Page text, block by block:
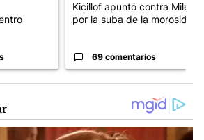
Kicillof apuntó contra Milei
por la suba de la morosida...
69 comentarios